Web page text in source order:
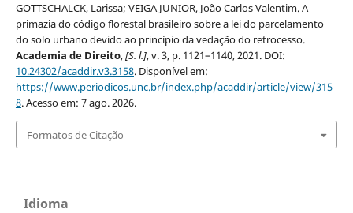
GOTTSCHALCK, Larissa; VEIGA JUNIOR, João Carlos Valentim. A
primazia do código florestal brasileiro sobre a lei do parcelamento
do solo urbano devido ao princípio da vedação do retrocesso.
Academia de Direito,[S. l.], v. 3, p. 1121–1140, 2021. DOI:
10.24302/acaddir.v3.3158. Disponível em:
https://www.periodicos.unc.br/index.php/acaddir/article/view/315
8. Acesso em: 7 ago. 2026.
Formatos de Citação
Idioma